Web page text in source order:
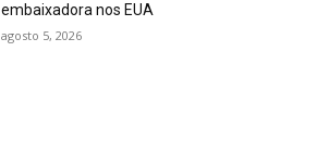
embaixadora nos EUA
agosto 5, 2026